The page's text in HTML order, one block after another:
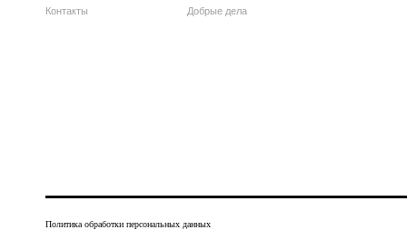
Контакты
Добрые дела
Политика обработки персональных данных